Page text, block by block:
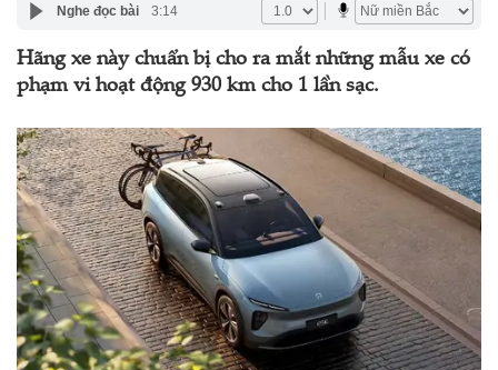
Nghe đọc bài 3:14
Hãng xe này chuẩn bị cho ra mắt những mẫu xe có
phạm vi hoạt động 930 km cho 1 lần sạc.